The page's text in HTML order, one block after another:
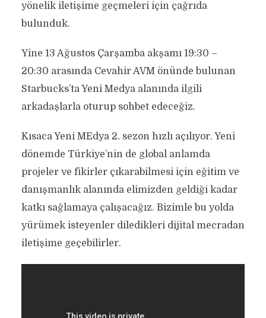
yönelik iletişime geçmeleri için çağrıda
bulunduk.
Yine 13 Ağustos Çarşamba akşamı 19:30 –
20:30 arasında Cevahir AVM önünde bulunan
Starbucks’ta Yeni Medya alanında ilgili
arkadaşlarla oturup sohbet edeceğiz.
Kısaca Yeni MEdya 2. sezon hızlı açılıyor. Yeni
dönemde Türkiye’nin de global anlamda
projeler ve fikirler çıkarabilmesi için eğitim ve
danışmanlık alanında elimizden geldiği kadar
katkı sağlamaya çalışacağız. Bizimle bu yolda
yürümek isteyenler diledikleri dijital mecradan
iletişime geçebilirler.